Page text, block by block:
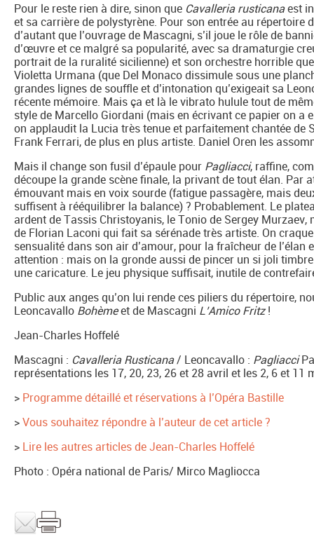
Pour le reste rien à dire, sinon que Cavalleria rusticanaest
et sa carrière de polystyrène. Pour son entrée au répertoire
d’autant que l’ouvrage de Mascagni, s’il joue le rôle de
d’œuvre et ce malgré sa popularité, avec sa dramaturgie
portrait de la ruralité sicilienne) et son orchestre horrible que
Violetta Urmana (que Del Monaco dissimule sous une
grandes lignes de souffle et d’intonation qu’exigeait sa
récente mémoire. Mais ça et là le vibrato hulule tout de
style de Marcello Giordani (mais en écrivant ce papier on a
on applaudit la Lucia très tenue et parfaitement chantée de
Frank Ferrari, de plus en plus artiste. Daniel Oren les
Mais il change son fusil d’épaule pour Pagliacci, raffine,
découpe la grande scène finale, la privant de tout élan. Par
émouvant mais en voix sourde (fatigue passagère, mais
suffisent à rééquilibrer la balance) ? Probablement. Le
ardent de Tassis Christoyanis, le Tonio de Sergey Murzaev,
de Florian Laconi qui fait sa sérénade très artiste. On
sensualité dans son air d’amour, pour la fraîcheur de l’élan
attention : mais on la gronde aussi de pincer un si joli
une caricature. Le jeu physique suffisait, inutile de
Public aux anges qu’on lui rende ces piliers du répertoire,
Leoncavallo Bohèmeet de Mascagni L’Amico Fritz!
Jean-Charles Hoffelé
Mascagni : Cavalleria Rusticana/ Leoncavallo : Pagliacci
représentations les 17, 20, 23, 26 et 28 avril et les 2, 6 et 11
> Programme détaillé et réservations à l’Opéra Bastille
>Vous souhaitez répondre à l’auteur de cet article ?
> Lire les autres articles de Jean-Charles Hoffelé
Photo : Opéra national de Paris/ Mirco Magliocca